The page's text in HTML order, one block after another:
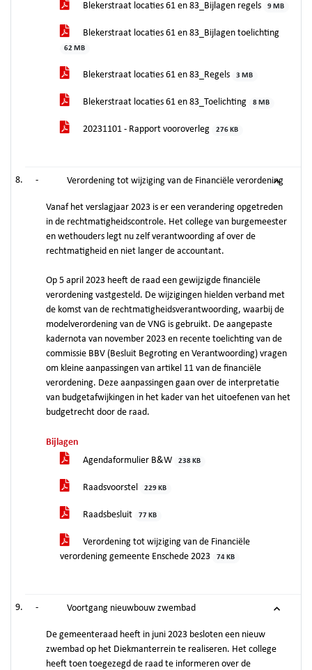
Blekerstraat locaties 61 en 83_Bijlagen regels 9 MB
Blekerstraat locaties 61 en 83_Bijlagen toelichting
62 MB
Blekerstraat locaties 61 en 83_Regels 3 MB
Blekerstraat locaties 61 en 83_Toelichting 8 MB
20231101 - Rapport vooroverleg 276 KB
- Verordening tot wijziging van de Financiële verordening
Vanaf het verslagjaar 2023 is er een verandering opgetreden
in de rechtmatigheidscontrole. Het college van burgemeester
en wethouders legt nu zelf verantwoording af over de
rechtmatigheid en niet langer de accountant.
Op 5 april 2023 heeft de raad een gewijzigde financiële
verordening vastgesteld. De wijzigingen hielden verband met
de komst van de rechtmatigheidsverantwoording, waarbij de
modelverordening van de VNG is gebruikt. De aangepaste
kadernota van november 2023 en recente toelichting van de
commissie BBV (Besluit Begroting en Verantwoording) vragen
om kleine aanpassingen van artikel 11 van de financiële
verordening. Deze aanpassingen gaan over de interpretatie
van budgetafwijkingen in het kader van het uitoefenen van het
budgetrecht door de raad.
Bijlagen
Agendaformulier B&W
238 KB
Raadsvoorstel 229 KB
Raadsbesluit 77 KB
Verordening tot wijziging van de Financiële
verordening gemeente Enschede 2023
74 KB
- Voortgang nieuwbouw zwembad
De gemeenteraad heeft in juni 2023 besloten een nieuw
zwembad op het Diekmanterrein te realiseren. Het college
heeft toen toegezegd de raad te informeren over de